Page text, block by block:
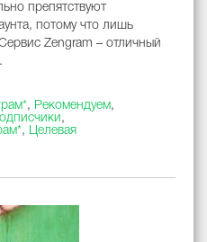
препятствуют
потому что лишь
Zengram – отличный
, Рекомендуем,
,
, Целевая